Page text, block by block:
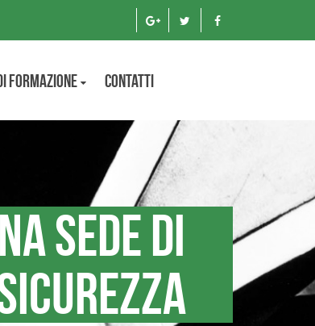
formazione Contatti
sede di